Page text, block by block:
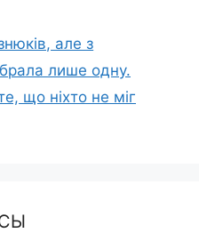
але з
лише одну.
що ніхто не міг